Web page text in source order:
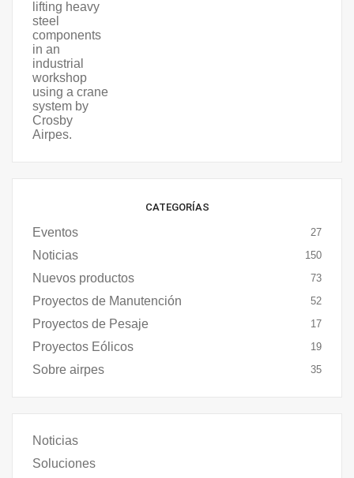
CATEGORÍAS
Eventos 27
Noticias 150
Nuevos productos 73
Proyectos de Manutención 52
Proyectos de Pesaje 17
Proyectos Eólicos 19
Sobre airpes 35
Noticias
Soluciones